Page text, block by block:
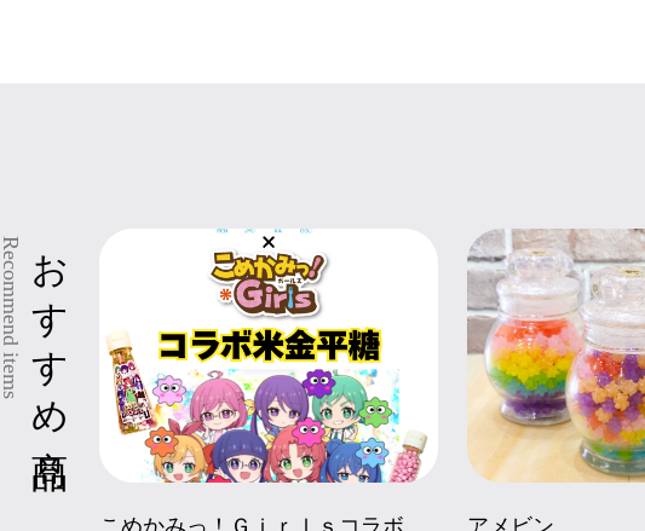
おすすめ商品
Recommend items
こめかみっ！Ｇｉｒｌｓコラボ
" title="アメビン
アメビン